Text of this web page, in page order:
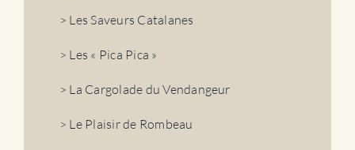
> Les Saveurs Catalanes
> Les « Pica Pica »
> La Cargolade du Vendangeur
> Le Plaisir de Rombeau